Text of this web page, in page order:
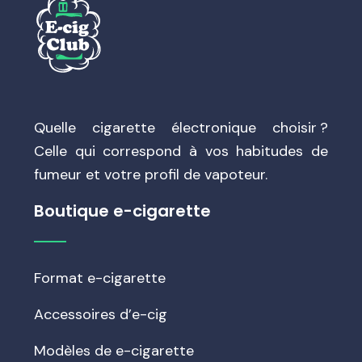
Quelle cigarette électronique choisir ?
Celle qui correspond à vos habitudes de
fumeur et votre profil de vapoteur.
Boutique e-cigarette
Format e-cigarette
Accessoires d’e-cig
Modèles de e-cigarette